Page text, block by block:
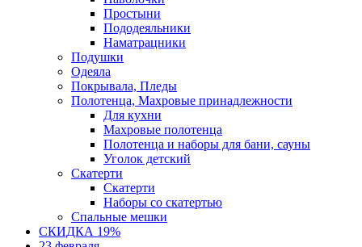
Простыни
Пододеяльники
Наматрацники
Подушки
Одеяла
Покрывала, Пледы
Полотенца, Махровые принадлежности
Для кухни
Махровые полотенца
Полотенца и наборы для бани, сауны
Уголок детский
Скатерти
Скатерти
Наборы со скатертью
Спальные мешки
СКИДКА 19%